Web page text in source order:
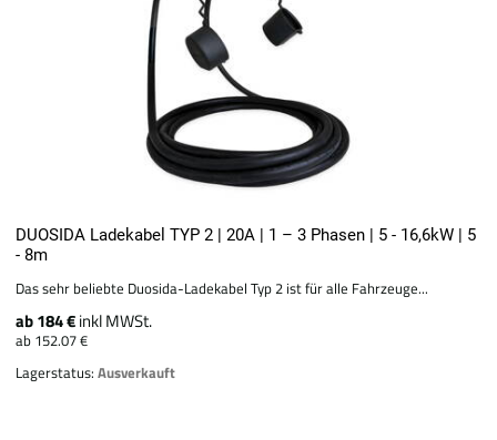
DUOSIDA Ladekabel TYP 2 | 20A | 1 – 3 Phasen | 5 - 16,6kW | 5
- 8m
Das sehr beliebte Duosida-Ladekabel Typ 2 ist für alle Fahrzeuge...
ab 184 €inkl MWSt.
ab 152.07 €
Lagerstatus:Ausverkauft